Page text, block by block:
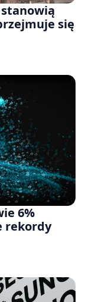
stanowią
się
6%
rekordy